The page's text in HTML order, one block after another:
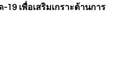
เพื่อเสริมเกราะต้านการ